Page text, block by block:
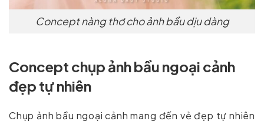
Concept nàng thơ cho ảnh bầu dịu dàng
Concept chụp ảnh bầu ngoại cảnh
đẹp tự nhiên
Chụp ảnh bầu ngoại cảnh mang đến vẻ đẹp tự nhiên